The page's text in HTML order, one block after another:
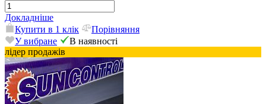
Докладніше
Купити в 1 клік
Порівняння
У вибране
В наявності
лідер продажів